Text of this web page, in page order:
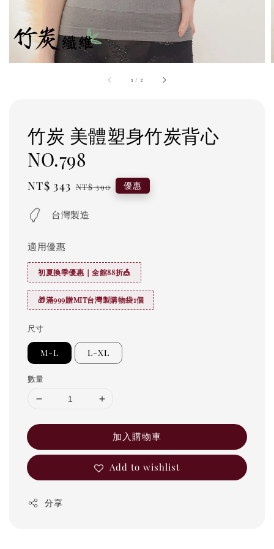
1 / 2
竹炭 美體塑身竹炭背心
NO.798
Sale
NT$ 343 Regular
NT$ 390 優惠
台灣製造
適用優惠
初夏換季優惠｜全館88折🎪
🎁滿999贈MIT台灣製購物袋1個
尺寸
M-L L-XL
數量
加入購物車
Add to wishlist
分享